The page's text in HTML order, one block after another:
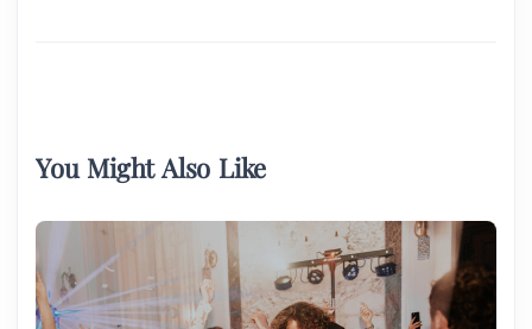
You Might Also Like